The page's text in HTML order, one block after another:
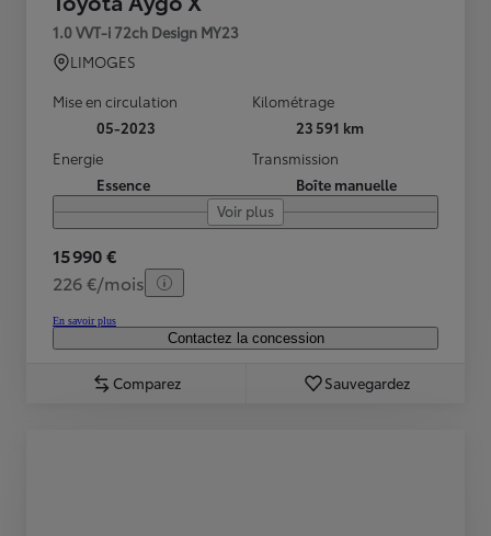
1.0 VVT-i 72ch Design MY23
LIMOGES
Mise en circulation
05-2023
Kilométrage
23 591 km
Energie
Essence
Transmission
Boîte manuelle
Voir plus
15 990 €
226 €/mois
En savoir plus
Contactez la concession
Comparez Sauvegardez